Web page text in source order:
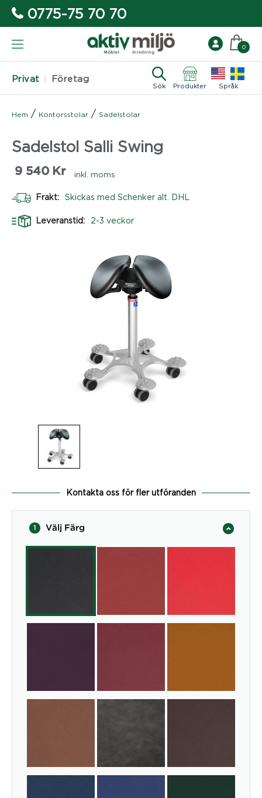
0775-75 70 70
Privat Företag
Sök Produkter Språk
0
Hem / Kontorsstolar / Sadelstolar
Sadelstol Salli Swing
9 540 Kr inkl. moms
Frakt: Skickas med Schenker alt. DHL
Leveranstid: 2-3 veckor
Kontakta oss för fler utföranden
1 Välj Färg